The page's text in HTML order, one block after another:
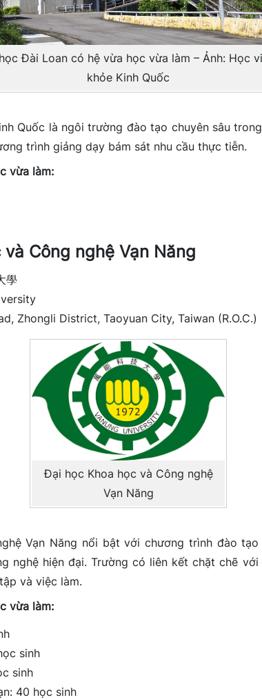
Đài Loan có hệ vừa học vừa làm – Ảnh: Học
khỏe Kinh Quốc
Quốc là ngôi trường đào tạo chuyên sâu
trình giảng dạy bám sát nhu cầu thực tiễn.
vừa làm:
Công nghệ Vạn Năng
學
Zhongli District, Taoyuan City, Taiwan (R.O.C.)
Đại học Khoa học và Công nghệ
Vạn Năng
Vạn Năng nổi bật với chương trình đào
nghệ hiện đại. Trường có liên kết chặt chẽ
và việc làm.
vừa làm:
sinh
sinh
40 học sinh